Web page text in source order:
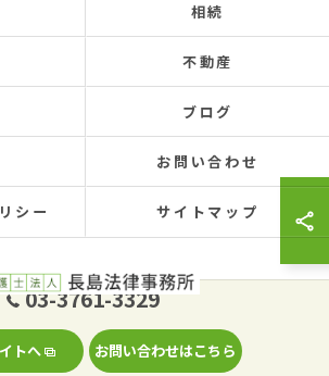
03-3761-3329
トへ お問い合わせはこちら
相続
不動産
ブログ
お問い合わせ
シー サイトマップ
護士なら弁護士法人長島法律事務所 ALL RIGHTS
RESERVED.